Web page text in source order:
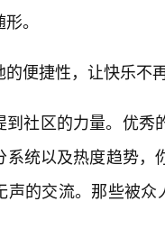
。
的便捷性，让快乐不
到社区的力量。优
系统以及热度趋势
声的交流。那些被